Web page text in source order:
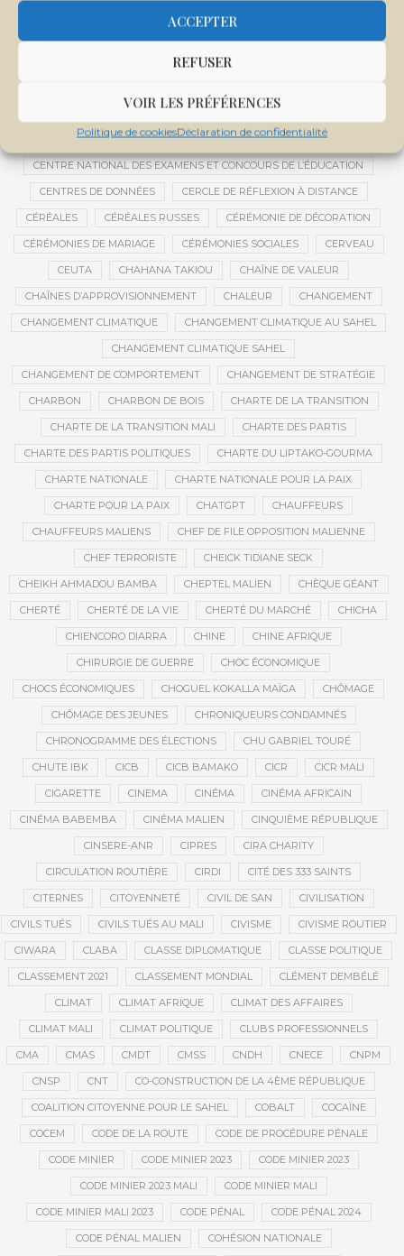
ACCEPTER
REFUSER
VOIR LES PRÉFÉRENCES
Politique de cookiesDéclaration de confidentialité
CENTRE D'INTELLIGENCE ARTIFICIELLE
CENTRE MALI
CENTRE NATIONAL DES EXAMENS ET CONCOURS DE L’ÉDUCATION
CENTRES DE DONNÉES CERCLE DE RÉFLEXION À DISTANCE
CÉRÉALES CÉRÉALES RUSSES CÉRÉMONIE DE DÉCORATION
CÉRÉMONIES DE MARIAGE CÉRÉMONIES SOCIALES CERVEAU
CEUTA CHAHANA TAKIOU CHAÎNE DE VALEUR
CHAÎNES D’APPROVISIONNEMENT CHALEUR CHANGEMENT
CHANGEMENT CLIMATIQUE CHANGEMENT CLIMATIQUE AU SAHEL
CHANGEMENT CLIMATIQUE SAHEL
CHANGEMENT DE COMPORTEMENT CHANGEMENT DE STRATÉGIE
CHARBON CHARBON DE BOIS CHARTE DE LA TRANSITION
CHARTE DE LA TRANSITION MALI CHARTE DES PARTIS
CHARTE DES PARTIS POLITIQUES CHARTE DU LIPTAKO-GOURMA
CHARTE NATIONALE CHARTE NATIONALE POUR LA PAIX
CHARTE POUR LA PAIX CHATGPT CHAUFFEURS
CHAUFFEURS MALIENS CHEF DE FILE OPPOSITION MALIENNE
CHEF TERRORISTE CHEICK TIDIANE SECK
CHEIKH AHMADOU BAMBA CHEPTEL MALIEN CHÈQUE GÉANT
CHERTÉ CHERTÉ DE LA VIE CHERTÉ DU MARCHÉ CHICHA
CHIENCORO DIARRA CHINE CHINE AFRIQUE
CHIRURGIE DE GUERRE CHOC ÉCONOMIQUE
CHOCS ÉCONOMIQUES CHOGUEL KOKALLA MAÏGA CHÔMAGE
CHÔMAGE DES JEUNES CHRONIQUEURS CONDAMNÉS
CHRONOGRAMME DES ÉLECTIONS CHU GABRIEL TOURÉ
CHUTE IBK CICB CICB BAMAKO CICR CICR MALI
CIGARETTE CINEMA CINÉMA CINÉMA AFRICAIN
CINÉMA BABEMBA CINÉMA MALIEN CINQUIÈME RÉPUBLIQUE
CINSERE-ANR CIPRES CIRA CHARITY
CIRCULATION ROUTIÈRE CIRDI CITÉ DES 333 SAINTS
CITERNES CITOYENNETÉ CIVIL DE SAN CIVILISATION
CIVILS TUÉS CIVILS TUÉS AU MALI CIVISME CIVISME ROUTIER
CIWARA CLABA CLASSE DIPLOMATIQUE CLASSE POLITIQUE
CLASSEMENT 2021 CLASSEMENT MONDIAL CLÉMENT DEMBÉLÉ
CLIMAT CLIMAT AFRIQUE CLIMAT DES AFFAIRES
CLIMAT MALI CLIMAT POLITIQUE CLUBS PROFESSIONNELS
CMA CMAS CMDT CMSS CNDH CNECE CNPM
CNSP CNT CO-CONSTRUCTION DE LA 4ÈME RÉPUBLIQUE
COALITION CITOYENNE POUR LE SAHEL COBALT COCAÏNE
COCEM CODE DE LA ROUTE CODE DE PROCÉDURE PÉNALE
CODE MINIER CODE MINIER 2023 CODE MINIER 2023
CODE MINIER 2023 MALI CODE MINIER MALI
CODE MINIER MALI 2023 CODE PÉNAL CODE PÉNAL 2024
CODE PÉNAL MALIEN COHÉSION NATIONALE